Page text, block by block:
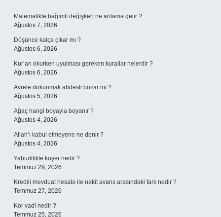
Matematikte bağımlı değişken ne anlama gelir ?
Ağustos 7, 2026
Düşünce kalça çıkar mı ?
Ağustos 6, 2026
Kur’an okurken uyulması gereken kurallar nelerdir ?
Ağustos 6, 2026
Avrete dokunmak abdesti bozar mı ?
Ağustos 5, 2026
Ağaç hangi boyayla boyanır ?
Ağustos 4, 2026
Allah’ı kabul etmeyene ne denir ?
Ağustos 4, 2026
Yahudilikte koşer nedir ?
Temmuz 29, 2026
Kredili mevduat hesabı ile nakit avans arasındaki fark nedir ?
Temmuz 27, 2026
Kör vadi nedir ?
Temmuz 25, 2026